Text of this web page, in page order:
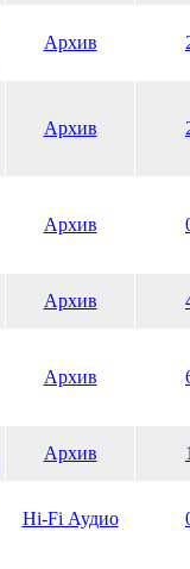
Архив
Архив
Архив
Архив
Архив
Архив
Hi-Fi Аудио